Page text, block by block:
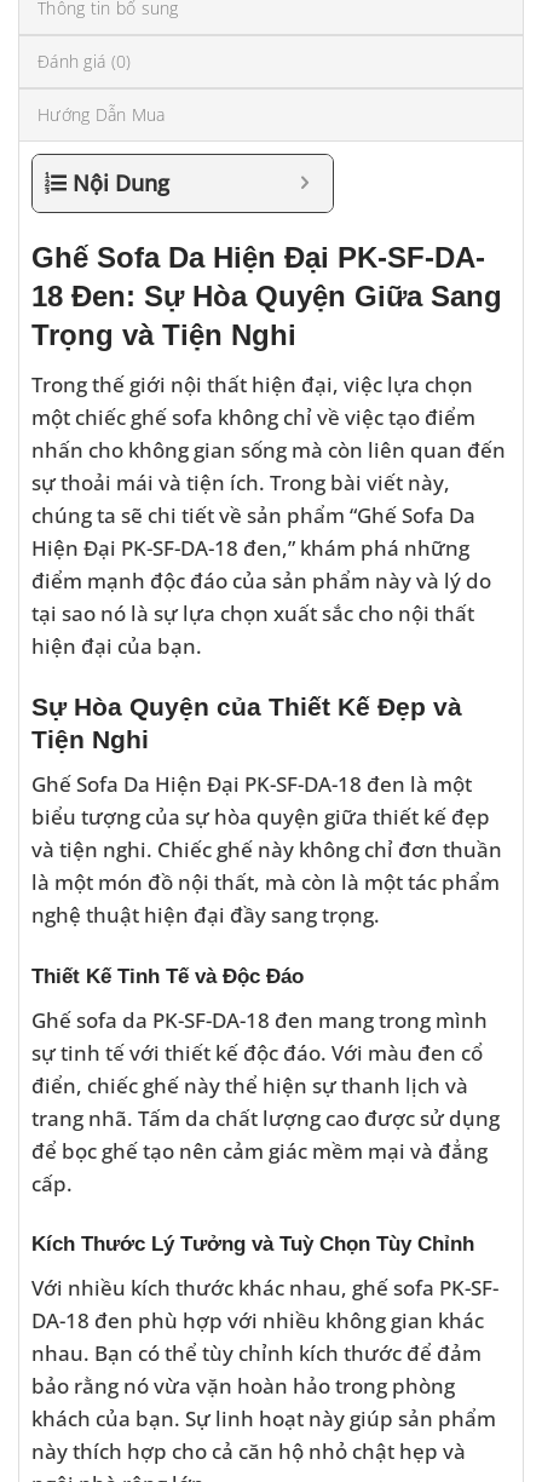
Thông tin bổ sung
Đánh giá (0)
Hướng Dẫn Mua
Nội Dung
Ghế Sofa Da Hiện Đại PK-SF-DA-
18 Đen: Sự Hòa Quyện Giữa Sang
Trọng và Tiện Nghi
Trong thế giới nội thất hiện đại, việc lựa chọn
một chiếc ghế sofa không chỉ về việc tạo điểm
nhấn cho không gian sống mà còn liên quan đến
sự thoải mái và tiện ích. Trong bài viết này,
chúng ta sẽ chi tiết về sản phẩm “Ghế Sofa Da
Hiện Đại PK-SF-DA-18 đen,” khám phá những
điểm mạnh độc đáo của sản phẩm này và lý do
tại sao nó là sự lựa chọn xuất sắc cho nội thất
hiện đại của bạn.
Sự Hòa Quyện của Thiết Kế Đẹp và
Tiện Nghi
Ghế Sofa Da Hiện Đại PK-SF-DA-18 đen là một
biểu tượng của sự hòa quyện giữa thiết kế đẹp
và tiện nghi. Chiếc ghế này không chỉ đơn thuần
là một món đồ nội thất, mà còn là một tác phẩm
nghệ thuật hiện đại đầy sang trọng.
Thiết Kế Tinh Tế và Độc Đáo
Ghế sofa da PK-SF-DA-18 đen mang trong mình
sự tinh tế với thiết kế độc đáo. Với màu đen cổ
điển, chiếc ghế này thể hiện sự thanh lịch và
trang nhã. Tấm da chất lượng cao được sử dụng
để bọc ghế tạo nên cảm giác mềm mại và đẳng
cấp.
Kích Thước Lý Tưởng và Tuỳ Chọn Tùy Chỉnh
Với nhiều kích thước khác nhau, ghế sofa PK-SF-
DA-18 đen phù hợp với nhiều không gian khác
nhau. Bạn có thể tùy chỉnh kích thước để đảm
bảo rằng nó vừa vặn hoàn hảo trong phòng
khách của bạn. Sự linh hoạt này giúp sản phẩm
này thích hợp cho cả căn hộ nhỏ chật hẹp và